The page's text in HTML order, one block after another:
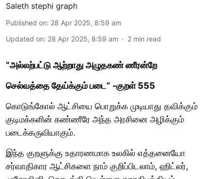
Saleth stephi graph
Published on: 28 Apr 2025, 8:59 am
Updated on: 28 Apr 2025, 8:59 am 2 min read
“அல்லற்பட்டு ஆற்றாது அழுதகண் ணீரன்றே
செல்வத்தை தேய்க்கும் படை” -குறள் 555
கொடுங்கோல் ஆட்சியை பொறுக்க முடியாது தவிக்கும்
குடிமக்களின் கண்ணீரே அந்த அரசினை அழிக்கும்
படைக்கருவியாகும்.
இந்த குறளுக்கு உதாரணமாக உலகில் எத்தனையோ
சர்வாதிகார ஆட்சிகளை நாம் குறிப்பிடலாம், ஹிட்லர்,